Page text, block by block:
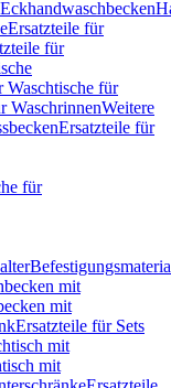
Eckhandwaschbecken
Ersatzteile für
für
Waschtische für
WaschrinnenWeitere
Ersatzteile für
für
mit
mit
Ersatzteile für Sets
mit
mit